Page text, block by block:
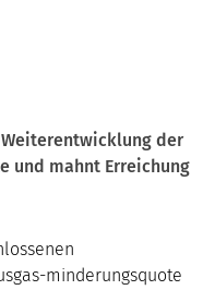
der
und mahnt Erreichung
minderungsquote